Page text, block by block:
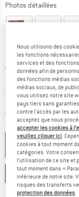
Photos détaillées
Prix initial :
179,95€
Prix:
à partir de143,96€
Livraison gratuite
Article
Nous utilisons des
les fonctions
services et des
données afin de
des fonctions médias
médias sociaux, de
vous utilisez notre site
pays tiers sans
contre l'accès par les
acceptez que nous
accepter les cookies à
veuillez cliquer ici.
cookies à tout moment
catégories. Votre
l’utilisation de ce site et
tout moment dans «
inférieure de notre site.
risques des transferts
protection des données.